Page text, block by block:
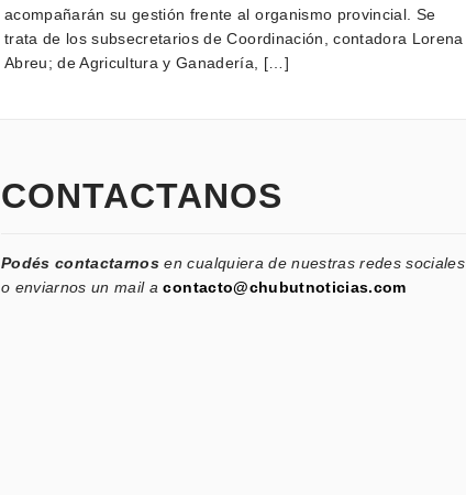
acompañarán su gestión frente al organismo provincial. Se
trata de los subsecretarios de Coordinación, contadora Lorena
Abreu; de Agricultura y Ganadería, […]
CONTACTANOS
Podés contactarnos en cualquiera de nuestras redes sociales
o enviarnos un mail acontacto@chubutnoticias.com